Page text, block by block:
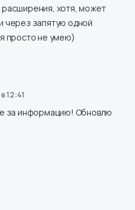
расширения, хотя, может
через запятую одной
просто не умею)
12:41
за информацию! Обновлю